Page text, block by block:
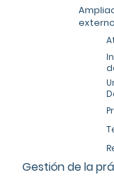
Gestión de la